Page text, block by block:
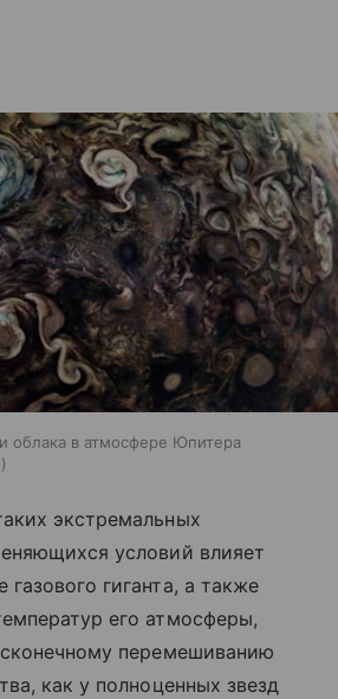
облака в атмосфере Юпитера
экстремальных
условий влияет
гиганта, а также
его атмосферы,
перемешиванию
как у полноценных звезд